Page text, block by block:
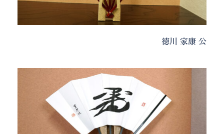
徳川 家康 公